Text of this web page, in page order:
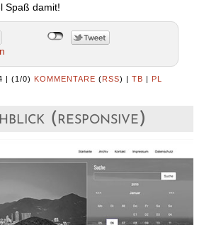
Spaß damit!
(1/0) KOMMENTARE ( RSS) | TB PL
(responsive)